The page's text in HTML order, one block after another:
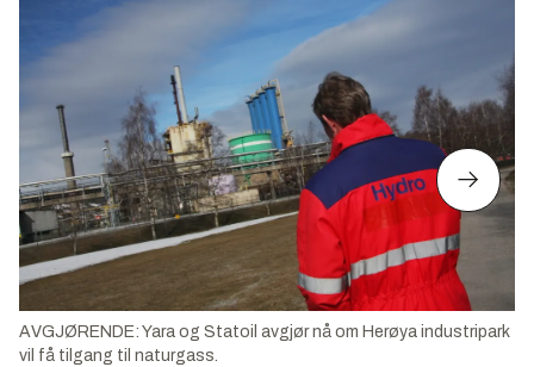
AVGJØRENDE: Yara og Statoil avgjør nå om Herøya industripark
vil få tilgang til naturgass.